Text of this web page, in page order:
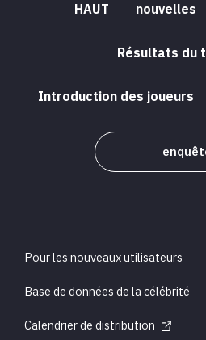
HAUT nouvelles
Résultats du
Introduction des joueurs
Pour les nouveaux utilisateurs
Base de données de la célébrité
Calendrier de distribution